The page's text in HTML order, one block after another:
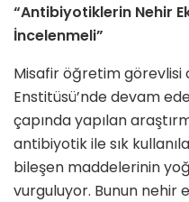
“Antibiyotiklerin Nehir
İncelenmeli”
Misafir öğretim görevlisi
Enstitüsü’nde devam
çapında yapılan
antibiyotik ile sık
bileşen maddelerinin
vurguluyor. Bunun nehir